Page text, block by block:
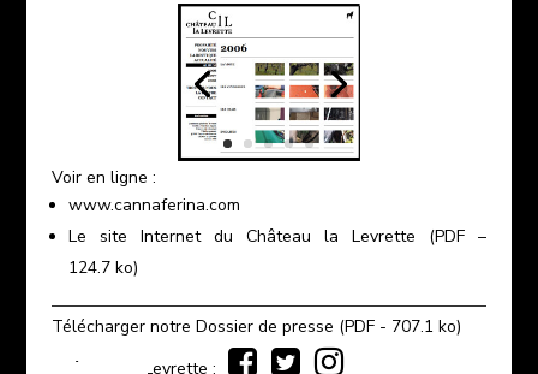
Voir en ligne :
www.cannaferina.com
Le site Internet du Château la Levrette (PDF –
124.7 ko)
Château La Levrette :
Télécharger notre Dossier de presse (PDF - 707.1 ko)